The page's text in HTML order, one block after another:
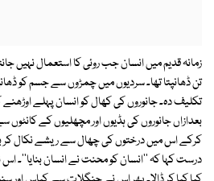
زمانہ قدیم میں انسان جب روئی کا استعمال نہیں
تن ڈھانپتا تھا۔ سردیوں میں چمڑوں سے جسم کو
تکلیف دہ۔ جانوروں کی کھال کو انسان پہلے اوڑھنے
بعدازاں جانوروں کی ہڈیوں اور مچھلیوں کے کانٹوں
کرکے اس میں درختوں کی چھال سے ریشے نکال کر
درست کہا کہ ''انسان کو محنت نے انسان بنایا''۔